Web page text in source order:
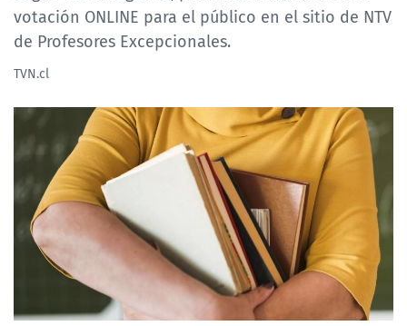
PROGRAMAS
TELESERIES
ACTUALIDAD Y TENDENCIAS
CORPORATIVO Y TRANSPARENCIA
CANAL DE DENUNCIAS
ÁREA DE PROYECTOS
votación ONLINE para el público en el sitio de NTV
de Profesores Excepcionales.
TVN.cl